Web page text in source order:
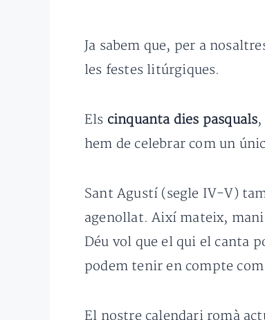
Ja sabem que, per a
les festes litúrgiques.
Els cinquanta dies pasquals
hem de celebrar com un
Sant Agustí (segle IV-V)
agenollat. Així mateix,
Déu vol que el qui el canta
podem tenir en compte
El nostre calendari romà